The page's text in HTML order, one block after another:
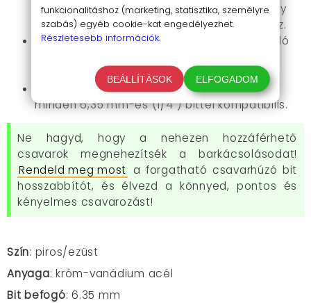
megakadályozza, hogy a csavar elessen, így
kényelmesen és biztonságosan dolgozhatsz.
Tartós és strapabíró: A bit hosszabbító kiváló
élettartamú.
Sokoldalúan használható: A bit hosszabbító
minden 6,35 mm-es (1/4") bittel kompatibilis.
Ne hagyd, hogy a nehezen hozzáférhető
csavarok megnehezítsék a barkácsolásodat!
Rendeld meg most a forgatható csavarhúzó bit
hosszabbítót, és élvezd a könnyed, pontos és
kényelmes csavarozást!
Szín: piros/ezüst
Anyaga: króm-vanádium acél
Bit befogó: 6.35 mm
funkcionalitáshoz (marketing, statisztika, személyre
szabás) egyéb cookie-kat engedélyezhet.
Részletesebb információk.
BEÁLLÍTÁSOK ELFOGADOM